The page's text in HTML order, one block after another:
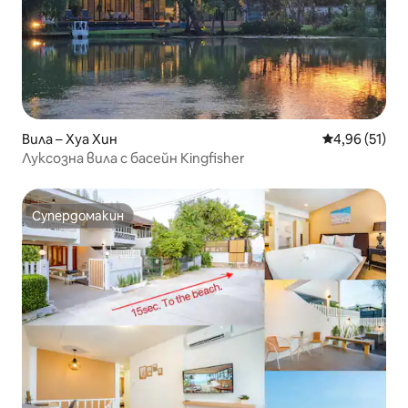
Вила – Хуа Хин Средна
4,96 (51)
Луксозна вила с басейн Kingfisher
Супердомакин
Супердомакин